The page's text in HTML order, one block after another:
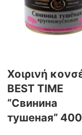
Χοιρινή
BEST TIME
“Свинина
тушеная”